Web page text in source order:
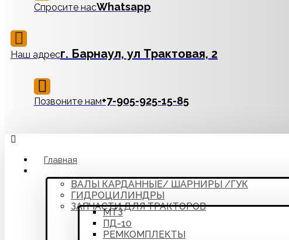
Спросите насWhatsapp
Наш адресг. Барнаул, ул Трактовая, 2
Позвоните нам‪+7-905-925-15-85
Главная
ВАЛЫ КАРДАННЫЕ/ ШАРНИРЫ /ГУК
ГИДРОЦИЛИНДРЫ
ЗАПЧАСТИ ДЛЯ ТРАКТОРОВ
МТЗ
ПД-10
РЕМКОМПЛЕКТЫ